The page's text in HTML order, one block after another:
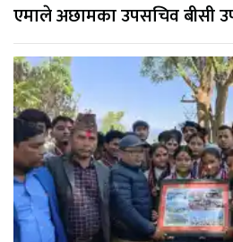
एमाले अछामका उपसचिव बीसी